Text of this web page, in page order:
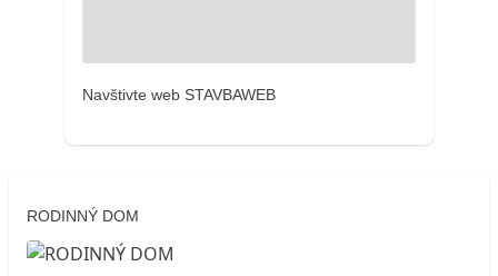
Navštivte web STAVBAWEB
RODINNÝ DOM